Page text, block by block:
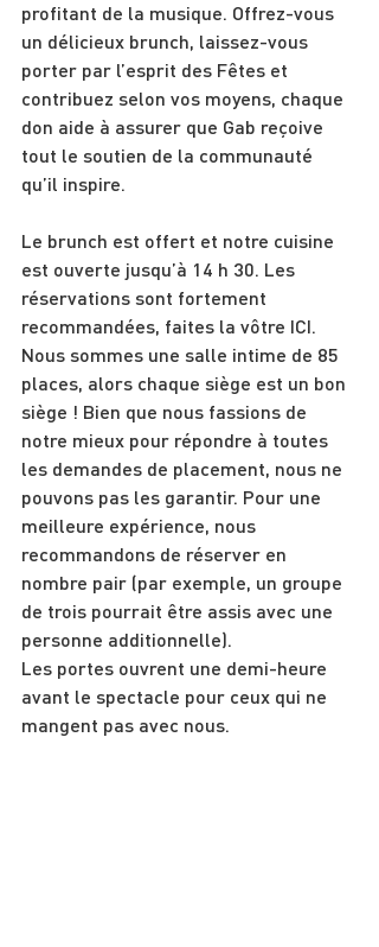
profitant de la musique. Offrez-vous
un délicieux brunch, laissez-vous
porter par l’esprit des Fêtes et
contribuez selon vos moyens, chaque
don aide à assurer que Gab reçoive
tout le soutien de la communauté
qu’il inspire.
Le brunch est offert et notre cuisine
est ouverte jusqu’à 14 h 30. Les
réservations sont fortement
recommandées, faites la vôtre ICI.
Nous sommes une salle intime de 85
places, alors chaque siège est un bon
siège ! Bien que nous fassions de
notre mieux pour répondre à toutes
les demandes de placement, nous ne
pouvons pas les garantir. Pour une
meilleure expérience, nous
recommandons de réserver en
nombre pair (par exemple, un groupe
de trois pourrait être assis avec une
personne additionnelle).
Les portes ouvrent une demi-heure
avant le spectacle pour ceux qui ne
mangent pas avec nous.